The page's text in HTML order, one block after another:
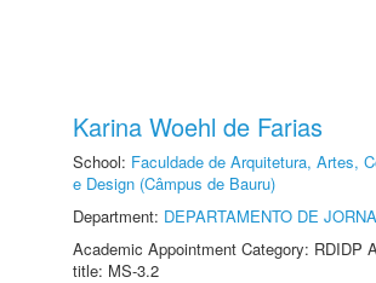
Karina Woehl de Farias
School: Faculdade de Arquitetura, Artes,
e Design (Câmpus de Bauru)
Department: DEPARTAMENTO DE
Academic Appointment Category: RDIDP
title: MS-3.2